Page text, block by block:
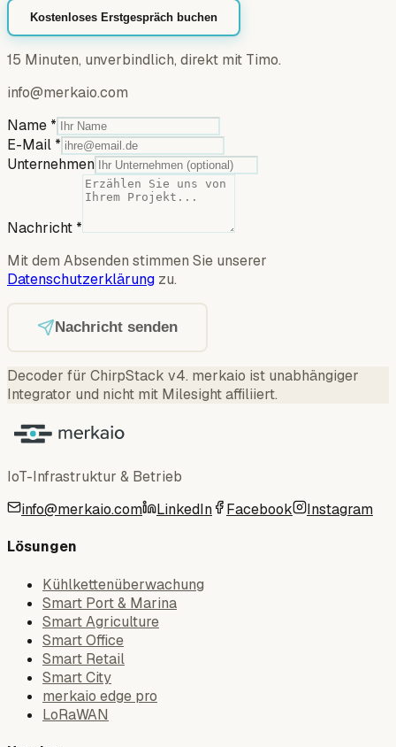
Kostenloses Erstgespräch buchen
15 Minuten, unverbindlich, direkt mit Timo.
info@merkaio.com
Name *
E-Mail *
Unternehmen
Nachricht *
Mit dem Absenden stimmen Sie unserer
Datenschutzerklärung zu.
Nachricht senden
Decoder für ChirpStack v4. merkaio ist unabhängiger
Integrator und nicht mit Milesight affiliiert.
IoT-Infrastruktur & Betrieb
info@merkaio.com
LinkedIn Facebook Instagram
Lösungen
Kühlkettenüberwachung
Smart Port & Marina
Smart Agriculture
Smart Office
Smart Retail
Smart City
merkaio edge pro
LoRaWAN